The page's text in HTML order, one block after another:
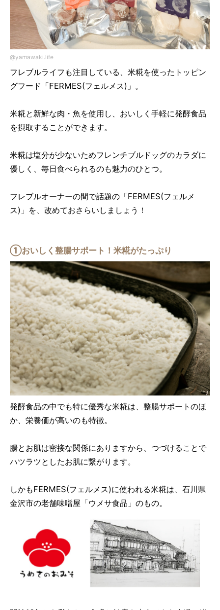
@yamawaki.life
フレブルライフも注目している、米糀を使ったトッピン
グフード「FERMES(フェルメス)」。
米糀と新鮮な肉・魚を使用し、おいしく手軽に発酵食品
を摂取することができます。
米糀は塩分が少ないためフレンチブルドッグのカラダに
優しく、毎日食べられるのも魅力のひとつ。
フレブルオーナーの間で話題の「FERMES(フェルメ
ス)」を、改めておさらいしましょう！
①おいしく整腸サポート！米糀がたっぷり
発酵食品の中でも特に優秀な米糀は、整腸サポートのほ
か、栄養価が高いのも特徴。
腸とお肌は密接な関係にありますから、つづけることで
ハツラツとしたお肌に繋がります。
しかもFERMES(フェルメス)に使われる米糀は、石川県
金沢市の老舗味噌屋「ウメサ食品」のもの。